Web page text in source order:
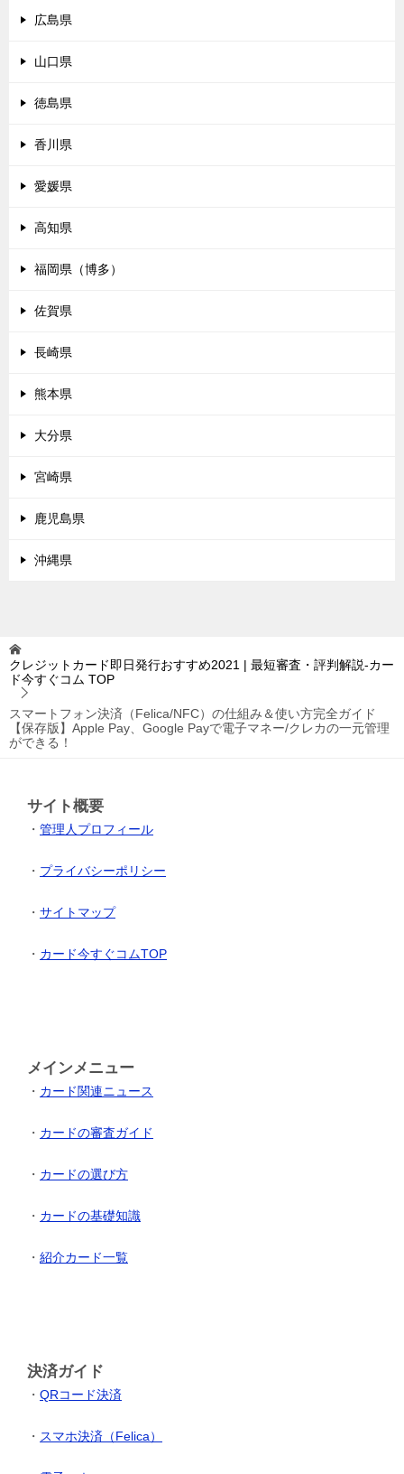
広島県
山口県
徳島県
香川県
愛媛県
高知県
福岡県（博多）
佐賀県
長崎県
熊本県
大分県
宮崎県
鹿児島県
沖縄県
クレジットカード即日発行おすすめ2021 | 最短審査・評判解説-カー
ド今すぐコム TOP
スマートフォン決済（Felica/NFC）の仕組み＆使い方完全ガイド
【保存版】Apple Pay、Google Payで電子マネー/クレカの一元管理
ができる！
サイト概要
・ 管理人プロフィール
・ プライバシーポリシー
・ サイトマップ
・ カード今すぐコムTOP
メインメニュー
・ カード関連ニュース
・ カードの審査ガイド
・ カードの選び方
・ カードの基礎知識
・ 紹介カード一覧
決済ガイド
・ QRコード決済
・ スマホ決済（Felica）